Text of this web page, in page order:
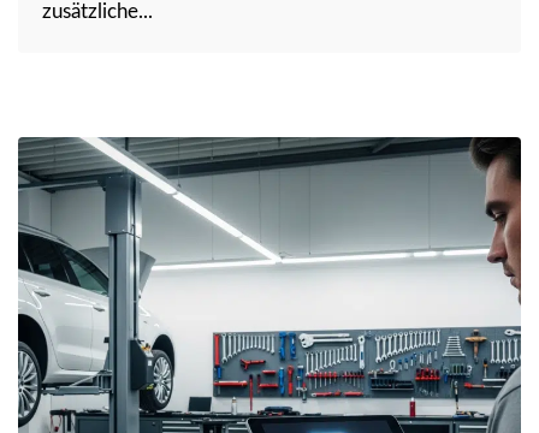
zusätzliche...